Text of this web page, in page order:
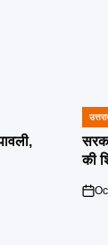
IN
की
on